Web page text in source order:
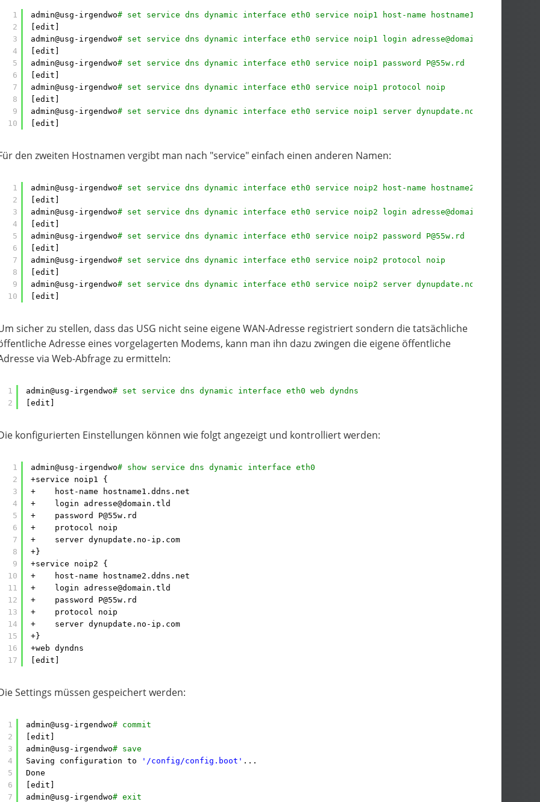
1
2
3
4
5
6
7
8
9
10
admin@usg-irgendwo# set service dns dynamic interface eth0 service noip1 host-name hostname1.ddns.net
[edit]
admin@usg-irgendwo# set service dns dynamic interface eth0 service noip1 login adresse@domain.tld
[edit]
admin@usg-irgendwo# set service dns dynamic interface eth0 service noip1 password P@55w.rd
[edit]
admin@usg-irgendwo# set service dns dynamic interface eth0 service noip1 protocol noip
[edit]
admin@usg-irgendwo# set service dns dynamic interface eth0 service noip1 server dynupdate.no-ip.com
[edit]
den zweiten Hostnamen vergibt man nach "service" einfach einen anderen Namen:
1
2
3
4
5
6
7
8
9
10
admin@usg-irgendwo# set service dns dynamic interface eth0 service noip2 host-name hostname2.ddns.net
[edit]
admin@usg-irgendwo# set service dns dynamic interface eth0 service noip2 login adresse@domain.tld
[edit]
admin@usg-irgendwo# set service dns dynamic interface eth0 service noip2 password P@55w.rd
[edit]
admin@usg-irgendwo# set service dns dynamic interface eth0 service noip2 protocol noip
[edit]
admin@usg-irgendwo# set service dns dynamic interface eth0 service noip2 server dynupdate.no-ip.com
[edit]
sicher zu stellen, dass das USG nicht seine eigene WAN-Adresse registriert sondern die tatsächliche
Adresse eines vorgelagerten Modems, kann man ihn dazu zwingen die eigene öffentliche
via Web-Abfrage zu ermitteln:
1
2
admin@usg-irgendwo# set service dns dynamic interface eth0 web dyndns
[edit]
konfigurierten Einstellungen können wie folgt angezeigt und kontrolliert werden:
1
2
3
4
5
6
7
8
9
10
11
12
13
14
15
16
17
admin@usg-irgendwo# show service dns dynamic interface eth0
+service noip1 {
+    host-name hostname1.ddns.net
+    login adresse@domain.tld
+    password P@55w.rd
+    protocol noip
+    server dynupdate.no-ip.com
+}
+service noip2 {
+    host-name hostname2.ddns.net
+    login adresse@domain.tld
+    password P@55w.rd
+    protocol noip
+    server dynupdate.no-ip.com
+}
+web dyndns
[edit]
Settings müssen gespeichert werden:
1
2
3
4
5
6
7
admin@usg-irgendwo# commit
[edit]
admin@usg-irgendwo# save
Saving configuration to
'/config/config.boot' ...
Done
[edit]
admin@usg-irgendwo# exit